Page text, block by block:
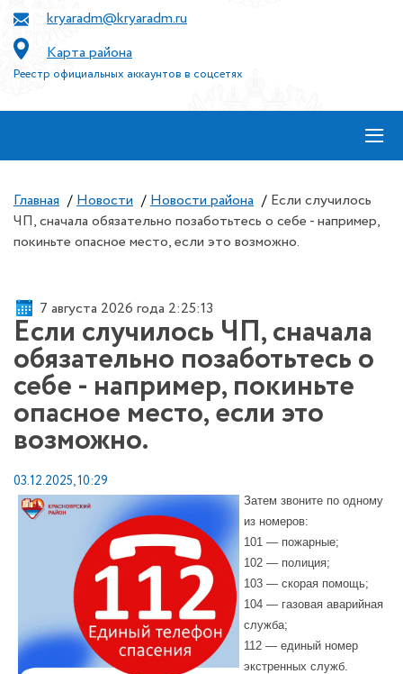
kryaradm@kryaradm.ru
Карта района
Реестр официальных аккаунтов в соцсетях
≡
Главная / Новости / Новости района / Если случилось
ЧП, сначала обязательно позаботьтесь о себе - например,
покиньте опасное место, если это возможно.
7 августа 2026 года 2:25:13
Если случилось ЧП, сначала
обязательно позаботьтесь о
себе - например, покиньте
опасное место, если это
возможно.
03.12.2025, 10:29
Затем звоните по одному
из номеров:
101 — пожарные;
102 — полиция;
103 — скорая помощь;
104 — газовая аварийная
служба;
112 — единый номер
экстренных служб.